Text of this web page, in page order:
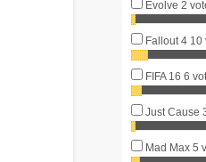
Evolve 2
Fallout 4 10
FIFA 16 6
Just Cause
Mad Max 5